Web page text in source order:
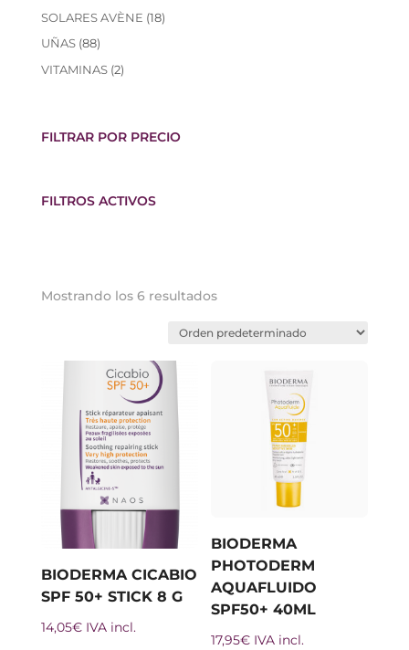
productos
SOLARES AVÈNE 1818
UÑAS 8888
productos
VITAMINAS 22
FILTRAR POR PRECIO
FILTROS ACTIVOS
Mostrando los 6 resultados
BIODERMA CICABIO
SPF 50+ STICK 8 G
14,05€ IVA incl.
BIODERMA
PHOTODERM
AQUAFLUIDO
SPF50+ 40ML
17,95€ IVA incl.